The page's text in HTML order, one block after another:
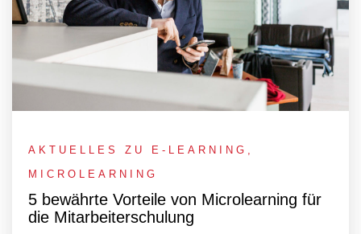
AKTUELLES ZU E-LEARNING ,
MICROLEARNING
5 bewährte Vorteile von Microlearning für
die Mitarbeiterschulung